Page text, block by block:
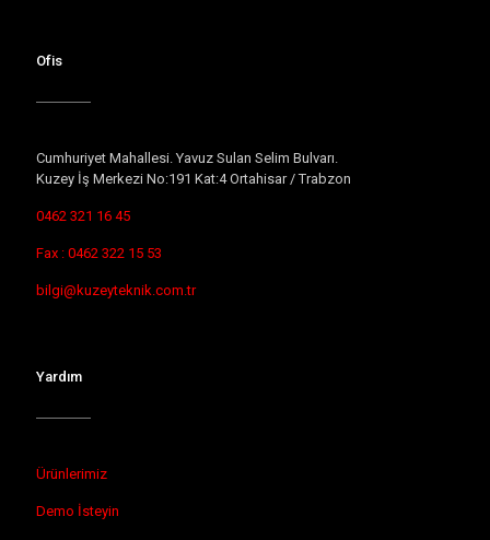
Ofis
Cumhuriyet Mahallesi. Yavuz Sulan Selim Bulvarı.
Kuzey İş Merkezi No:191 Kat:4 Ortahisar / Trabzon
0462 321 16 45
Fax : 0462 322 15 53
bilgi@kuzeyteknik.com.tr
Yardım
Ürünlerimiz
Demo İsteyin